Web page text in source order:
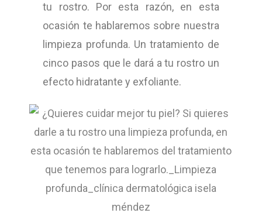
tu rostro. Por esta razón, en esta
ocasión te hablaremos sobre nuestra
limpieza profunda. Un tratamiento de
cinco pasos que le dará a tu rostro un
efecto hidratante y exfoliante.